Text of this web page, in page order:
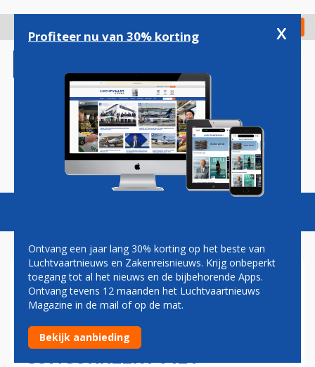
gaan
Check in
Magazine Podcasts Vacatures
TRANSAVIA START NIEUWE
LIJNDIENSTEN VANAF
ROTTERDAM AIRPORT EN
CONCURREERT MET
Profiteer nu van 30% korting x
Ontvang een jaar lang 30% korting op het beste van
Luchtvaartnieuws en Zakenreisnieuws. Krijg onbeperkt
toegang tot al het nieuws en de bijbehorende Apps.
Ontvang tevens 12 maanden het Luchtvaartnieuws
Magazine in de mail of op de mat.
Bekijk aanbieding